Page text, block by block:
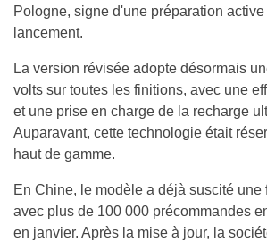
Pologne, signe d'une préparation active
lancement.
La version révisée adopte désormais
volts sur toutes les finitions, avec une
et une prise en charge de la recharge
Auparavant, cette technologie était
haut de gamme.
En Chine, le modèle a déjà suscité une
avec plus de 100 000 précommandes
en janvier. Après la mise à jour, la